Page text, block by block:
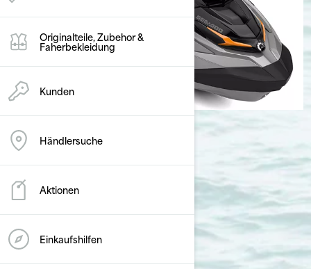
Originalteile, Zubehor &
Faherbekleidung
Kunden
Händlersuche
Aktionen
Einkaufshilfen